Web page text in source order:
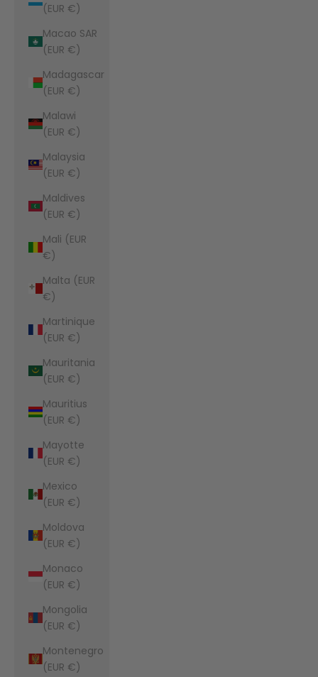
(EUR €)
Macao SAR
(EUR €)
Madagascar
(EUR €)
Malawi
(EUR €)
Malaysia
(EUR €)
Maldives
(EUR €)
Mali (EUR
€)
Malta (EUR
€)
Martinique
(EUR €)
Mauritania
(EUR €)
Mauritius
(EUR €)
Mayotte
(EUR €)
Mexico
(EUR €)
Moldova
(EUR €)
Monaco
(EUR €)
Mongolia
(EUR €)
Montenegro
(EUR €)